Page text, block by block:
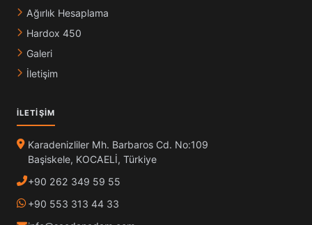
Ağırlık Hesaplama
Hardox 450
Galeri
İletişim
İLETIŞIM
Karadenizliler Mh. Barbaros Cd. No:109
Başiskele, KOCAELİ, Türkiye
+90 262 349 59 55
+90 553 313 44 33